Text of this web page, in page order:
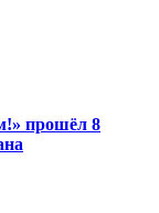
прошёл 8